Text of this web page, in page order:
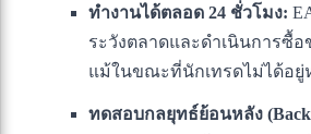
ทำงานได้ตลอด 24 ชั่วโมง:
ระวังตลาดและดำเนินการซื้อ
แม้ในขณะที่นักเทรดไม่ได้อยู่
ทดสอบกลยุทธ์ย้อนหลัง